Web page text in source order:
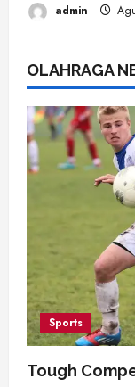
admin
OLAHRAGA
Sports
Tough